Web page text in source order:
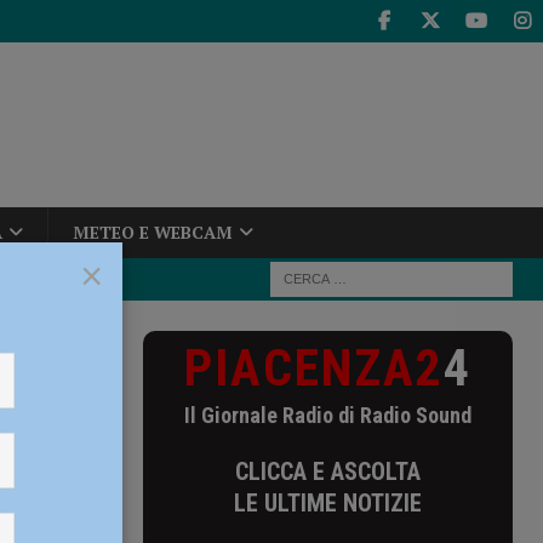
METEO E WEBCAM
di ferro
il
PIACENZA24
Il Giornale Radio di Radio Sound
CLICCA E ASCOLTA
LE ULTIME NOTIZIE
×